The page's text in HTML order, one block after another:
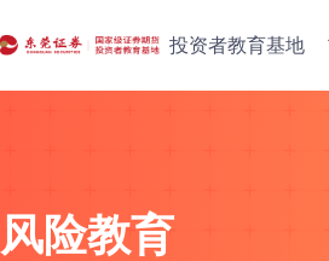
投资者教育基地
风险教育